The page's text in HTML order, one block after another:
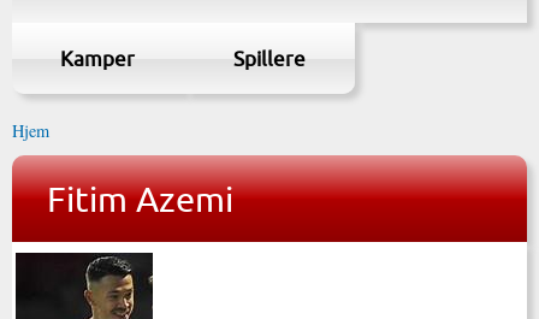
Kamper Spillere
Hjem
Fitim Azemi